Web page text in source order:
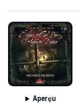
Aperçu